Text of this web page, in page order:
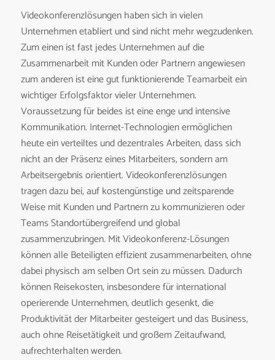
Videokonferenzlösungen haben sich in vielen
Unternehmen etabliert und sind nicht mehr wegzudenken.
Zum einen ist fast jedes Unternehmen auf die
Zusammenarbeit mit Kunden oder Partnern angewiesen
zum anderen ist eine gut funktionierende Teamarbeit ein
wichtiger Erfolgsfaktor vieler Unternehmen.
Voraussetzung für beides ist eine enge und intensive
Kommunikation. Internet-Technologien ermöglichen
heute ein verteiltes und dezentrales Arbeiten, dass sich
nicht an der Präsenz eines Mitarbeiters, sondern am
Arbeitsergebnis orientiert. Videokonferenzlösungen
tragen dazu bei, auf kostengünstige und zeitsparende
Weise mit Kunden und Partnern zu kommunizieren oder
Teams Standortübergreifend und global
zusammenzubringen. Mit Videokonferenz-Lösungen
können alle Beteiligten effizient zusammenarbeiten, ohne
dabei physisch am selben Ort sein zu müssen. Dadurch
können Reisekosten, insbesondere für international
operierende Unternehmen, deutlich gesenkt, die
Produktivität der Mitarbeiter gesteigert und das Business,
auch ohne Reisetätigkeit und großem Zeitaufwand,
aufrechterhalten werden.